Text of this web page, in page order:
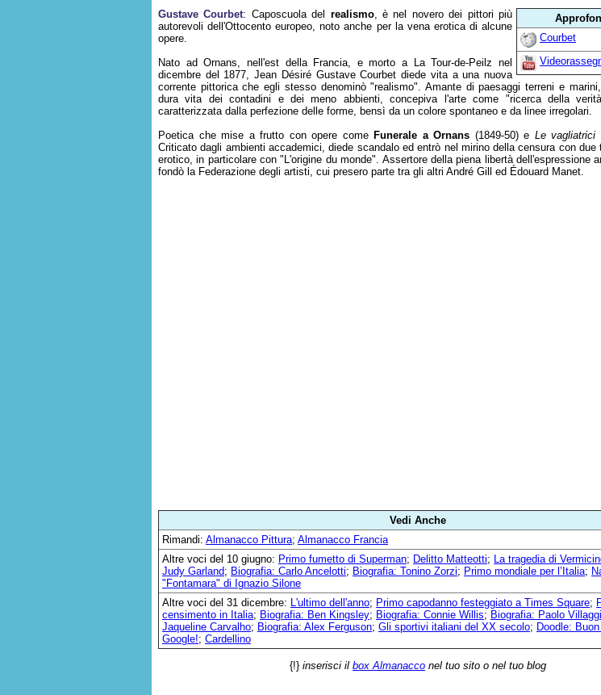
Courbet
Gustave Courbet: Caposcuola del realismo, è nel novero dei pittori più
autorevoli dell'Ottocento europeo, noto anche per la vena erotica di alcune
opere.
Nato ad Ornans, nell'est della Francia, e morto a La Tour-de-Peilz nel
dicembre del 1877, Jean Désiré Gustave Courbet diede vita a una nuova
corrente pittorica che egli stesso denominò "realismo". Amante di paesaggi terreni e
dura vita dei contadini e dei meno abbienti, concepiva l'arte come "ricerca della
caratterizzata dalla perfezione delle forme, bensì da un colore spontaneo e da linee irregolari.
Poetica che mise a frutto con opere come Funerale a Ornans (1849-50) e Le vagliatrici
Criticato dagli ambienti accademici, diede scandalo ed entrò nel mirino della censura con due
erotico, in particolare con "L'origine du monde". Assertore della piena libertà dell'espressione
fondò la Federazione degli artisti, cui presero parte tra gli altri André Gill ed Édouard Manet.
Vedi Anche
Rimandi: Almanacco Pittura; Almanacco Francia
Altre voci del 10 giugno: Primo fumetto di Superman; Delitto Matteotti; La tragedia di
Judy Garland; Biografia: Carlo Ancelotti; Biografia: Tonino Zorzi; Primo mondiale per l’Italia;
"Fontamara" di Ignazio Silone
Altre voci del 31 dicembre: L'ultimo dell'anno; Primo capodanno festeggiato a Times Square;
censimento in Italia; Biografia: Ben Kingsley; Biografia: Connie Willis; Biografia: Paolo
Jaqueline Carvalho; Biografia: Alex Ferguson; Gli sportivi italiani del XX secolo; Doodle:
Google!; Cardellino
{!} inserisci il box Almanacco nel tuo sito o nel tuo blog